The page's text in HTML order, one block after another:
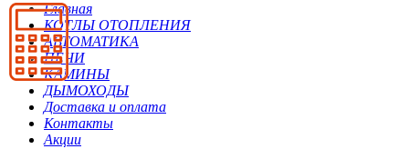
Главная
КОТЛЫ ОТОПЛЕНИЯ
АВТОМАТИКА
ПЕЧИ
КАМИНЫ
ДЫМОХОДЫ
Доставка и оплата
Контакты
Акции